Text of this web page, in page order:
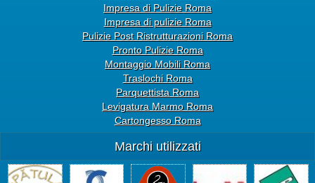
Impresa di Pulizie Roma
Impresa di pulizie Roma
Pulizie Post Ristrutturazioni Roma
Pronto Pulizie Roma
Montaggio Mobili Roma
Traslochi Roma
Parquettista Roma
Levigatura Marmo Roma
Cartongesso Roma
Marchi utilizzati